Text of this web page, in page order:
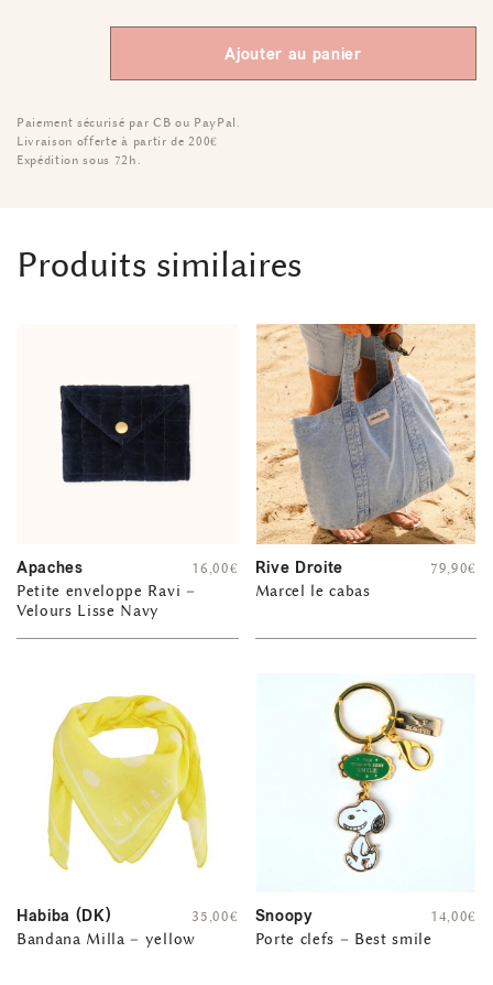
Ajouter au panier
Paiement sécurisé par CB ou PayPal.
Livraison offerte à partir de 200€
Expédition sous 72h.
Produits similaires
Apaches
Petite enveloppe Ravi –
Velours Lisse Navy
16,00€ Rive Droite
Marcel le cabas
79,90€
Habiba (DK)
Bandana Milla – yellow
35,00€ Snoopy
Porte clefs – Best smile
14,00€